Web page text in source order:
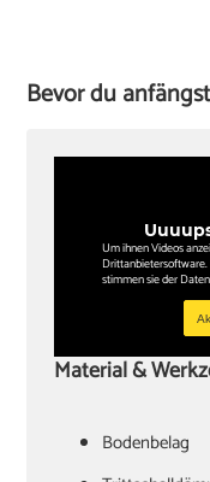
Bevor du anfängst
Um ihnen Videos
stimmen sie der
Material &
Bodenbelag